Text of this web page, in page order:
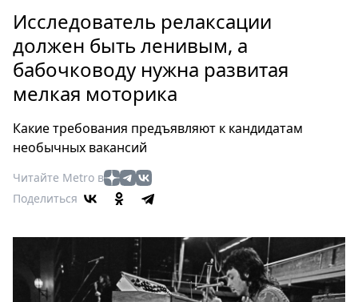
Россия
Мир
Здоровье
Еда
Мода
Театр
Кино
Афиша
Выставки
Пресс-
релизы
Исследователь релаксации
должен быть ленивым, а
бабочководу нужна развитая
мелкая моторика
Какие требования предъявляют к кандидатам
необычных вакансий
Читайте Metro в
Поделиться